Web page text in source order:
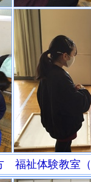
福祉体験教室